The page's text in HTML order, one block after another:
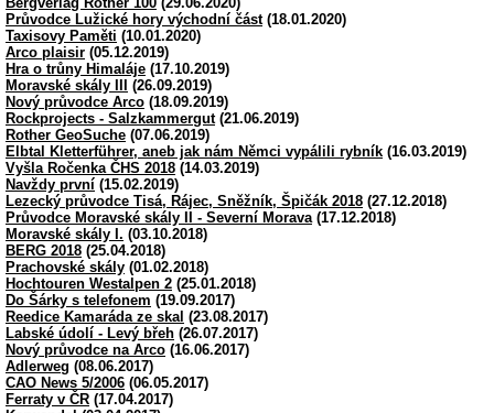
Průvodce Lužické hory východní část(18.01.2020)
Taxisovy Paměti (10.01.2020)
Arco plaisir (05.12.2019)
Hra o trůny Himaláje (17.10.2019)
Moravské skály III
(26.09.2019)
Nový průvodce Arco (18.09.2019)
Rockprojects - Salzkammergut(21.06.2019)
Rother GeoSuche (07.06.2019)
Elbtal Kletterführer, aneb jak nám Němci vypálili rybník (16.03.2019)
Vyšla Ročenka ČHS 2018 (14.03.2019)
Navždy první (15.02.2019)
Lezecký průvodce Tisá, Rájec, Sněžník, Špičák 2018 (27.12.2018)
Průvodce Moravské skály II - Severní Morava(17.12.2018)
Moravské skály I. (03.10.2018)
BERG 2018 (25.04.2018)
Prachovské skály (01.02.2018)
Hochtouren Westalpen 2 (25.01.2018)
Do Šárky s telefonem (19.09.2017)
Reedice Kamaráda ze skal (23.08.2017)
Labské údolí - Levý břeh (26.07.2017)
Nový průvodce na Arco (16.06.2017)
Adlerweg (08.06.2017)
CAO News 5/2006 (06.05.2017)
Ferraty v ČR (17.04.2017)